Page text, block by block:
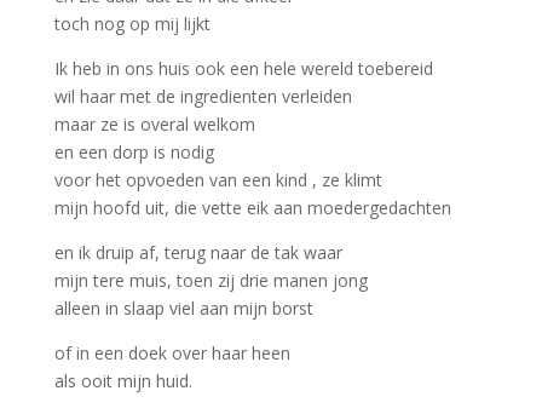
toch nog op mij lijkt
Ik heb in ons huis ook een hele wereld toebereid
wil haar met de ingredienten verleiden
maar ze is overal welkom
en een dorp is nodig
voor het opvoeden van een kind , ze klimt
mijn hoofd uit, die vette eik aan moedergedachten
en ik druip af, terug naar de tak waar
mijn tere muis, toen zij drie manen jong
alleen in slaap viel aan mijn borst
of in een doek over haar heen
als ooit mijn huid.